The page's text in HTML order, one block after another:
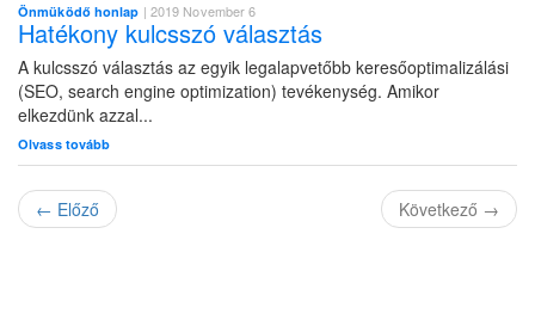
Önmüködő honlap | 2019 November 6
Hatékony kulcsszó választás
A kulcsszó választás az egyik legalapvetőbb keresőoptimalizálási
(SEO, search engine optimization) tevékenység. Amikor
elkezdünk azzal...
Olvass tovább
← Előző Következő →